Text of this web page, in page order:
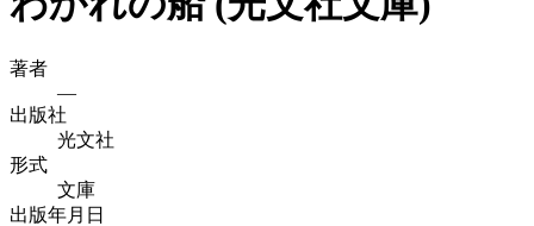
著者
—
出版社
光文社
形式
文庫
出版年月日